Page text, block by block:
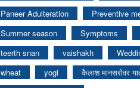
Paneer Adulteration
Preventive
Summer season
Symptoms
teerth snan
vaishakh
wheat
yogi
कैलाश मानसरोवर